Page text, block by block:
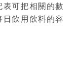
可把相關的數
飲用飲料的容